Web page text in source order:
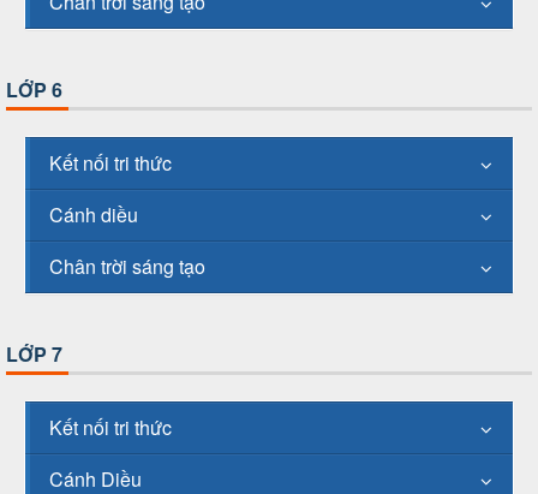
LỚP 6
Kết nối tri thức
Cánh diều
Chân trời sáng tạo
LỚP 7
Kết nối tri thức
Cánh Diều